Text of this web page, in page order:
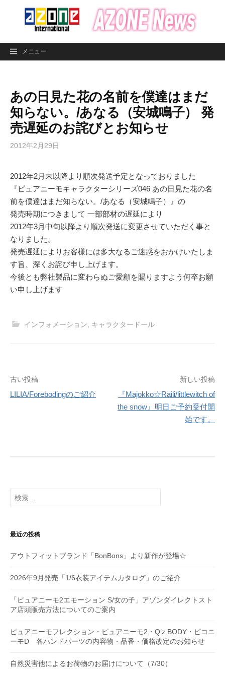
ン
メニュー
あの日見た花の名前を僕達はまだ
知らない。/あなる（安城鳴子） 発
売遅延のお詫びとお知らせ
2012年2月29日
2012年2月末以降より順次発送予定となっておりました
『ピュアニーモキャラクターシリーズ046 あの日見た花の名
前を僕達はまだ知らない。/あなる（安城鳴子）』の
発売時期につきまして 一部部材の遅延により
2012年3月中旬以降より順次発送に変更させていただく事と
なりました。
発売遅延によりお客様には多大なるご迷惑をおかけいたしま
す旨、深くお詫び申し上げます。
今後とも弊社製品に変わらぬご愛顧を賜りますよう何卒お願
い申し上げます
インフォメーション キャラクタードール
投
稿
シ
ョ
ン
古い投稿
LILIA/Forebodingのご紹介
新しい投稿
『Majokko☆Raili/littlewitch of
the snow』明日ご予約受付開
始です。
検
索:
最近の投稿
アウトフィットブランド「BonBons」より新作が登場☆
2026年9月発売「1/6衣装アイテムカタログ」のご紹介
「ピュアニーモ2エモーション S/女の子」アゾンダイレクトスト
ア店頭販売方法についてのご案内
ピュアニーモフレクション・ピュアニーモ2・Q’z BODY・ピコニ
ーモD 各ハンドパーツの内容物・品番・価格改定のお知らせ
自然災害他によるお荷物のお届けについて（7/30）